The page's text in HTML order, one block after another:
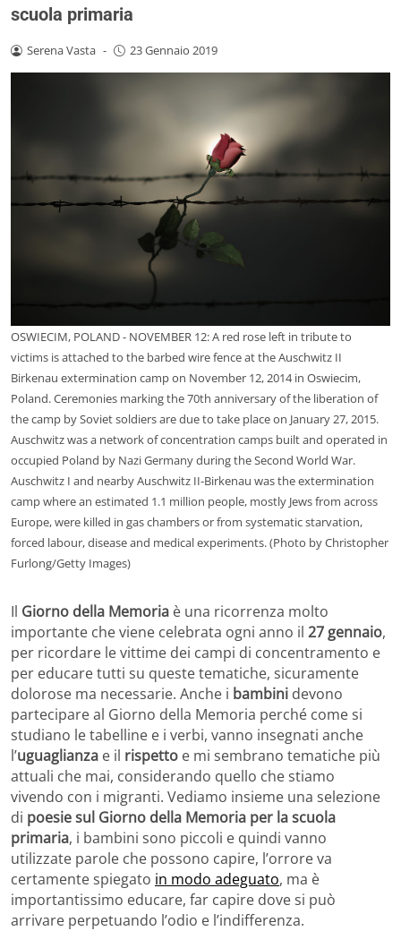
scuola primaria
Serena Vasta - 23 Gennaio 2019
OSWIECIM, POLAND - NOVEMBER 12: A red rose left in tribute to
victims is attached to the barbed wire fence at the Auschwitz II
Birkenau extermination camp on November 12, 2014 in Oswiecim,
Poland. Ceremonies marking the 70th anniversary of the liberation of
the camp by Soviet soldiers are due to take place on January 27, 2015.
Auschwitz was a network of concentration camps built and operated in
occupied Poland by Nazi Germany during the Second World War.
Auschwitz I and nearby Auschwitz II-Birkenau was the extermination
camp where an estimated 1.1 million people, mostly Jews from across
Europe, were killed in gas chambers or from systematic starvation,
forced labour, disease and medical experiments. (Photo by Christopher
Furlong/Getty Images)
Il Giorno della Memoria è una ricorrenza molto
importante che viene celebrata ogni anno il 27 gennaio,
per ricordare le vittime dei campi di concentramento e
per educare tutti su queste tematiche, sicuramente
dolorose ma necessarie. Anche i bambini devono
partecipare al Giorno della Memoria perché come si
studiano le tabelline e i verbi, vanno insegnati anche
l’uguaglianza e il rispetto e mi sembrano tematiche più
attuali che mai, considerando quello che stiamo
vivendo con i migranti. Vediamo insieme una selezione
di poesie sul Giorno della Memoria per la scuola
primaria, i bambini sono piccoli e quindi vanno
utilizzate parole che possono capire, l’orrore va
certamente spiegato in modo adeguato, ma è
importantissimo educare, far capire dove si può
arrivare perpetuando l’odio e l’indifferenza.